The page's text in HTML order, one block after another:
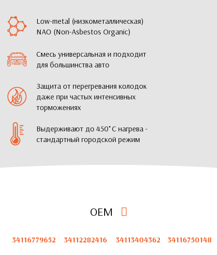
Low-metal (низкометаллическая)
NAO (Non-Asbestos Organic)
Смесь универсальная и подходит
для большинства авто
Защита от перегревания колодок
даже при частых интенсивных
торможениях
Выдерживают до 450˚С нагрева -
стандартный городской режим
OEM
34116779652 34112282416 34113404362 34116750148